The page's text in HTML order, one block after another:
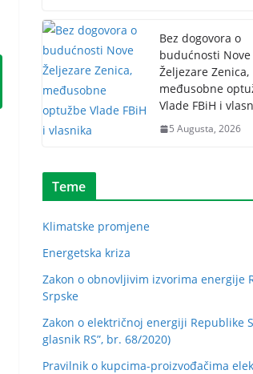
Bez dogovora o
budućnosti Nove
Željezare Zenica,
međusobne
Vlade FBiH i
5 Augusta, 2026
Teme
Klimatske promjene
Energetska kriza
Zakon o obnovljivim izvorima energije
Srpske
Zakon o električnoj energiji Republike
glasnik RS”, br. 68/2020)
Pravilnik o kupcima-proizvođačima